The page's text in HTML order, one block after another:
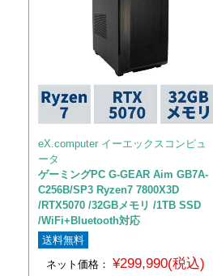
eX.computer イーエックスコンピュ
ータ
ゲーミングPC G-GEAR Aim GB7A-
C256B/SP3 Ryzen7 7800X3D
/RTX5070 /32GBメモリ /1TB SSD
/WiFi+Bluetooth対応
送料無料
ネット価格： ¥299,990(税込)